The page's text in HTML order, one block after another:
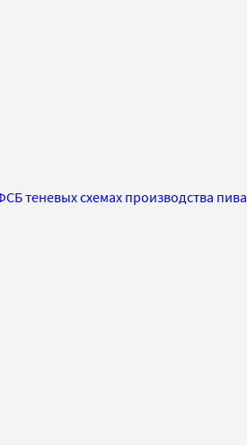
теневых схемах производства пива